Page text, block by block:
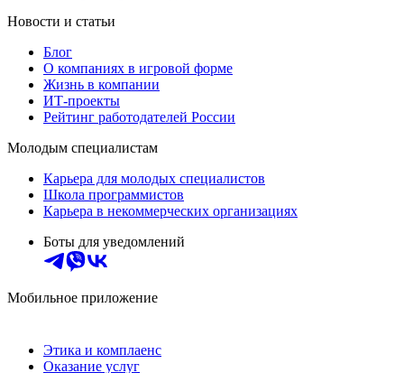
Новости и статьи
Блог
О компаниях в игровой форме
Жизнь в компании
ИТ-проекты
Рейтинг работодателей России
Молодым специалистам
Карьера для молодых специалистов
Школа программистов
Карьера в некоммерческих организациях
Боты для уведомлений
Мобильное приложение
Этика и комплаенс
Оказание услуг